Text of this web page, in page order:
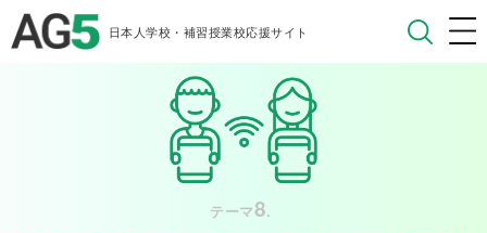
日本人学校・補習授業校応援サイト
テーマ8.